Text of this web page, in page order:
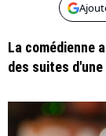
La comédienne
des suites d'une